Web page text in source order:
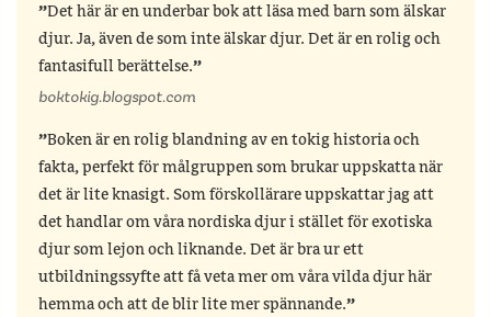
Det här är en underbar bok att läsa med barn som älskar
djur. Ja, även de som inte älskar djur. Det är en rolig och
fantasifull berättelse.
boktokig.blogspot.com
Boken är en rolig blandning av en tokig historia och
fakta, perfekt för målgruppen som brukar uppskatta när
det är lite knasigt. Som förskollärare uppskattar jag att
det handlar om våra nordiska djur i stället för exotiska
djur som lejon och liknande. Det är bra ur ett
utbildningssyfte att få veta mer om våra vilda djur här
hemma och att de blir lite mer spännande.